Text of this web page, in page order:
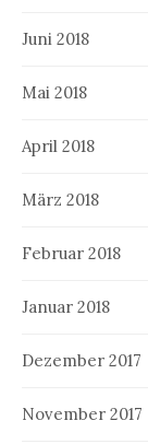
Juni 2018
Mai 2018
April 2018
März 2018
Februar 2018
Januar 2018
Dezember 2017
November 2017